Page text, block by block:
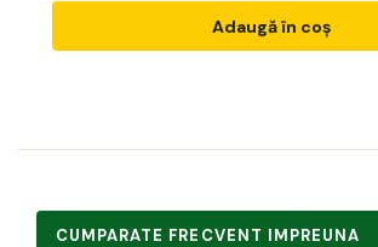
Adaugă în coș
CUMPARATE FRECVENT IMPREUNA